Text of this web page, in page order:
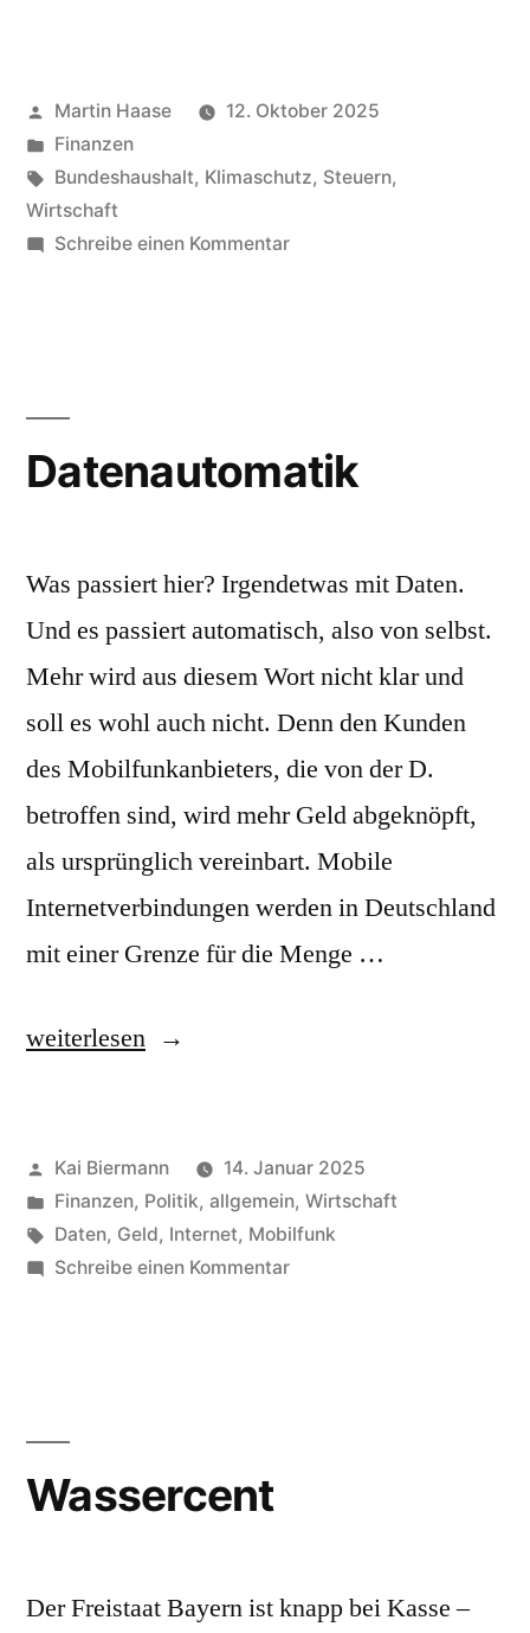
Veröffentlicht
von
Martin Haase
12. Oktober 2025
Veröffentlicht
in
Finanzen
Schlagwörter:
Bundeshaushalt, Klimaschutz, Steuern,
Wirtschaft
Schreibe einen Kommentarzu
Datenautomatik
Was passiert hier? Irgendetwas mit Daten.
Und es passiert automatisch, also von selbst.
Mehr wird aus diesem Wort nicht klar und
soll es wohl auch nicht. Denn den Kunden
des Mobilfunkanbieters, die von der D.
betroffen sind, wird mehr Geld abgeknöpft,
als ursprünglich vereinbart. Mobile
Internetverbindungen werden in Deutschland
mit einer Grenze für die Menge …
„Datenautomatik“
weiterlesen
Veröffentlicht
von
Kai Biermann
14. Januar 2025
Veröffentlicht
in
Finanzen, Politik, allgemein, Wirtschaft
Schlagwörter:
Daten, Geld, Internet, Mobilfunk
Schreibe einen Kommentarzu
Wassercent
Der Freistaat Bayern ist knapp bei Kasse –